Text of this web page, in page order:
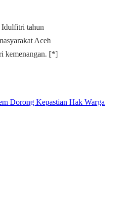
Idulfitri tahun
Aceh
kemenangan. [*]
Dorong Kepastian Hak Warga